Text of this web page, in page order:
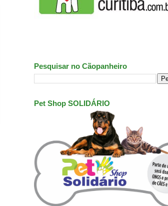
Pesquisar no Cãopanheiro
Pet Shop SOLIDÁRIO